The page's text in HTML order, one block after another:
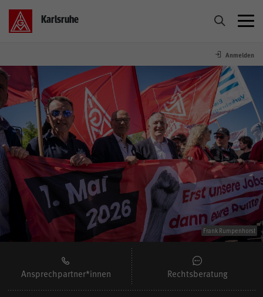
Karlsruhe
Wir. Die IG Metall.
Mitmachen
Service
Rechtsschutz
Termine
Presse
Aktivenportal
Anmelden
Frank Rumpenhorst
Ansprechpartner*innen Rechtsberatung